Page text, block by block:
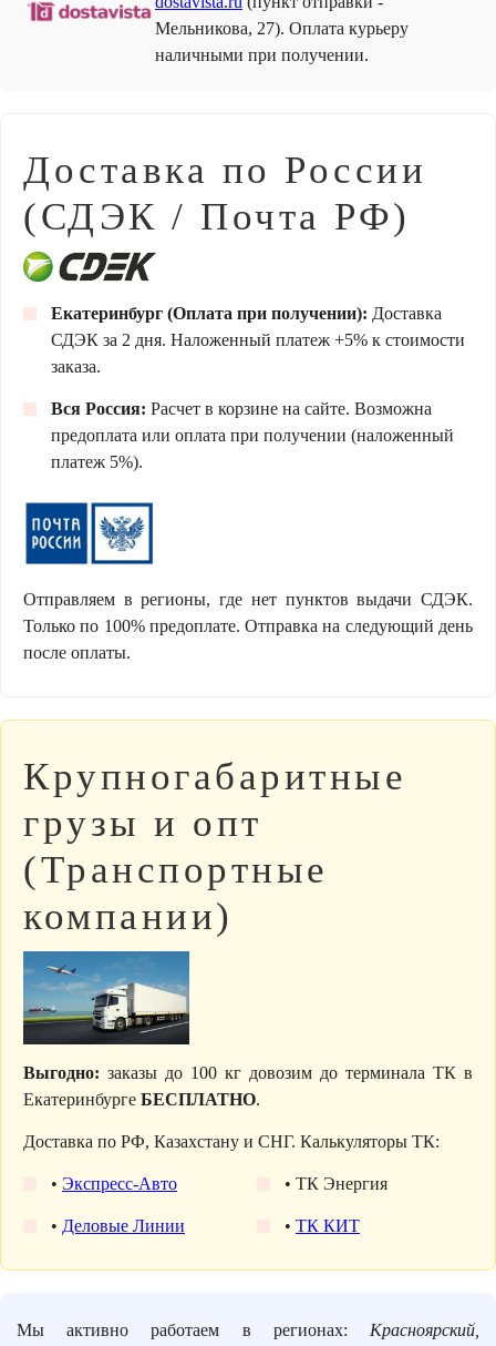
Мельникова, 27). Оплата курьеру
наличными при получении.
Доставка по России
(СДЭК / Почта РФ)
Екатеринбург (Оплата при получении): Доставка
СДЭК за 2 дня. Наложенный платеж +5% к стоимости
заказа.
Вся Россия: Расчет в корзине на сайте. Возможна
предоплата или оплата при получении (наложенный
платеж 5%).
Отправляем в регионы, где нет пунктов выдачи СДЭК.
Только по 100% предоплате. Отправка на следующий день
после оплаты.
Крупногабаритные
грузы и опт
(Транспортные
компании)
Выгодно: заказы до 100 кг довозим до терминала ТК в
Екатеринбурге БЕСПЛАТНО.
Доставка по РФ, Казахстану и СНГ. Калькуляторы ТК:
• Экспресс-Авто
• Деловые Линии
• ТК Энергия
• ТК КИТ
Мы активно работаем в регионах: Красноярский,